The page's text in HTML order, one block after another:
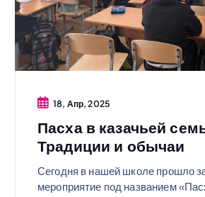
18, Апр, 2025
Пасха в казачьей
Традиции и обычаи
Сегодня в нашей школе прошло
мероприятие под названием